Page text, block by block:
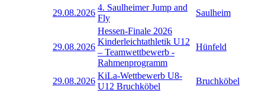
29.08.2026
4. Saulheimer Jump and
Fly
Saulheim
29.08.2026
Hessen-Finale 2026
Kinderleichtathletik U12
– Teamwettbewerb -
Rahmenprogramm
Hünfeld
29.08.2026
KiLa-Wettbewerb U8-
U12 Bruchköbel
Bruchköbel